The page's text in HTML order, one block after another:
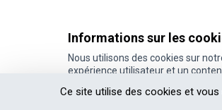
Ce site utilise des cookies et
Informations sur les
Nous utilisons des cookies sur
expérience utilisateur et un
(Lien externe)
Site réalisé grâce aulogiciel libre